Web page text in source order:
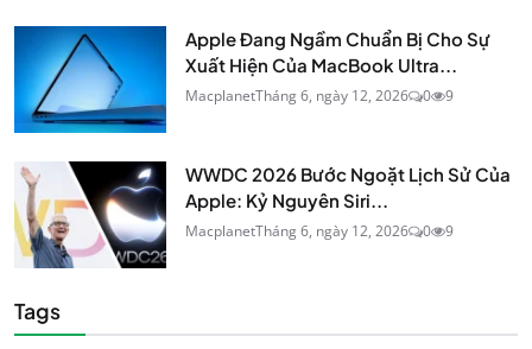
Apple Đang Ngầm Chuẩn Bị Cho Sự
Xuất Hiện Của MacBook Ultra...
MacplanetTháng 6, ngày 12, 2026 0 9
WWDC 2026 Bước Ngoặt Lịch Sử Của
Apple: Kỷ Nguyên Siri...
MacplanetTháng 6, ngày 12, 2026 0 9
Tags